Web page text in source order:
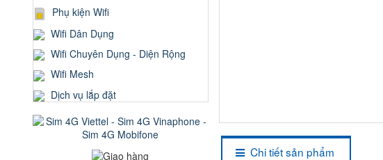
Chi tiết sản phẩm
Phụ kiện Wifi
Wifi Dân Dụng
Wifi Chuyên Dụng - Diện Rộng
Wifi Mesh
Dịch vụ lắp đặt